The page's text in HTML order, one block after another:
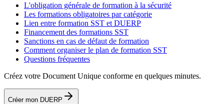
L'obligation générale de formation à la sécurité
Les formations obligatoires par catégorie
Lien entre formation SST et DUERP
Financement des formations SST
Sanctions en cas de défaut de formation
Comment organiser le plan de formation SST
Questions fréquentes
Créez votre Document Unique conforme en quelques minutes.
Créer mon DUERP